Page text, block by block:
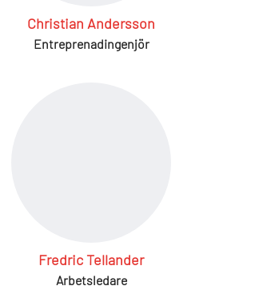
Christian Andersson
Entreprenadingenjör
Fredric Tellander
Arbetsledare